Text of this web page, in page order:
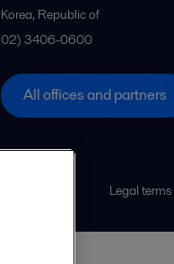
Korea, Republic of
02) 3406-0600
All offices and partners
Legal